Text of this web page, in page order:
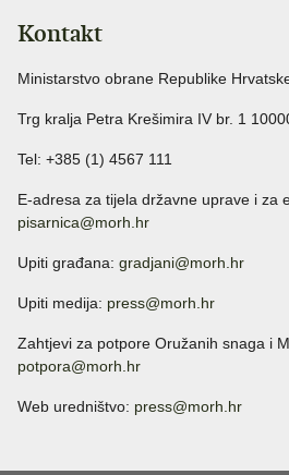
Kontakt
Ministarstvo obrane Republike
Trg kralja Petra Krešimira IV br. 1
Tel: +385 (1) 4567 111
E-adresa za tijela državne uprave i za
pisarnica@morh.hr
Upiti građana: gradjani@morh.hr
Upiti medija: press@morh.hr
Zahtjevi za potpore Oružanih snaga i
potpora@morh.hr
Web uredništvo: press@morh.hr